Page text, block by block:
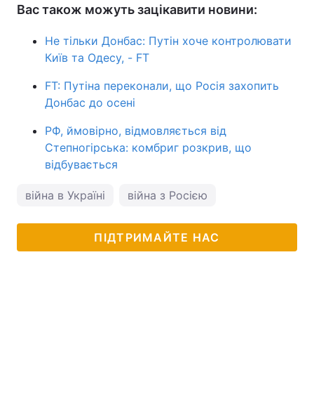
Вас також можуть зацікавити новини:
Не тільки Донбас: Путін хоче контролювати
Київ та Одесу, - FT
FT: Путіна переконали, що Росія захопить
Донбас до осені
РФ, ймовірно, відмовляється від
Степногірська: комбриг розкрив, що
відбувається
війна в Україні війна з Росією
ПІДТРИМАЙТЕ НАС